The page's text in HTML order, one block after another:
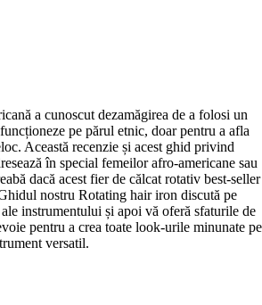
a cunoscut dezamăgirea de a folosi un
pe părul etnic, doar pentru a afla
Această recenzie și acest ghid privind
în special femeilor afro-americane sau
dacă acest fier de călcat rotativ best-seller
nostru Rotating hair iron discută pe
instrumentului și apoi vă oferă sfaturile de
pentru a crea toate look-urile minunate pe
versatil.